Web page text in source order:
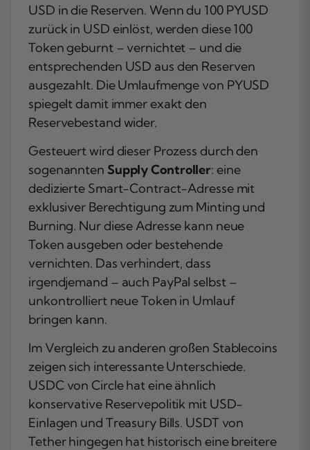
USD in die Reserven. Wenn du 100 PYUSD
zurück in USD einlöst, werden diese 100
Token geburnt – vernichtet – und die
entsprechenden USD aus den Reserven
ausgezahlt. Die Umlaufmenge von PYUSD
spiegelt damit immer exakt den
Reservebestand wider.
Gesteuert wird dieser Prozess durch den
sogenannten Supply Controller: eine
dedizierte Smart-Contract-Adresse mit
exklusiver Berechtigung zum Minting und
Burning. Nur diese Adresse kann neue
Token ausgeben oder bestehende
vernichten. Das verhindert, dass
irgendjemand – auch PayPal selbst –
unkontrolliert neue Token in Umlauf
bringen kann.
Im Vergleich zu anderen großen Stablecoins
zeigen sich interessante Unterschiede.
USDC von Circle hat eine ähnlich
konservative Reservepolitik mit USD-
Einlagen und Treasury Bills. USDT von
Tether hingegen hat historisch eine breitere